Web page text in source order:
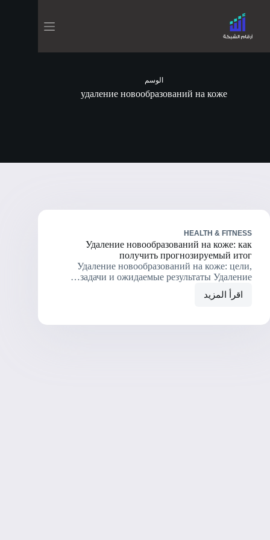
الوسم
удаление новообразований на коже
HEALTH & FITNESS
Удаление новообразований на коже: как
получить прогнозируемый итог
Удаление новообразований на коже: цели,
задачи и ожидаемые результаты Удаление…
اقرأ المزيد